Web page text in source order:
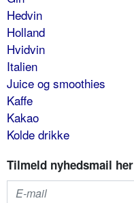
Hedvin
Holland
Hvidvin
Italien
Juice og smoothies
Kaffe
Kakao
Kolde drikke
Tilmeld nyhedsmail her